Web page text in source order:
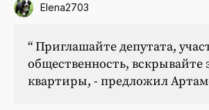
Elena2703
“ Приглашайте депутата,
общественность, вскрывайте
квартиры, - предложил